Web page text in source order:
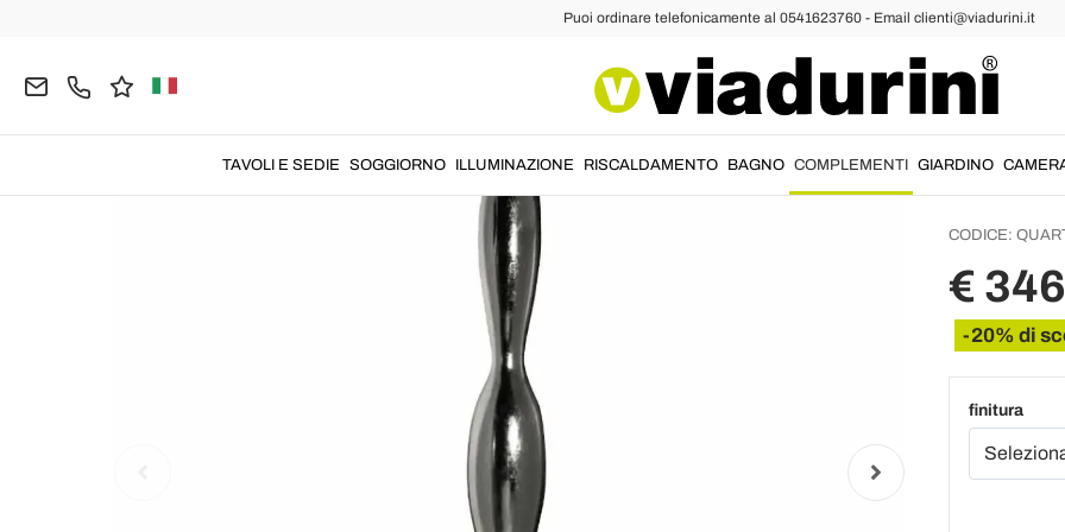
Puoi ordinare telefonicamente al 0541623760 - Email clienti@viadurini.it
TAVOLI E SEDIE SOGGIORNO ILLUMINAZIONE RISCALDAMENTO BAGNO COMPLEMENTI GIARDINO
Vaso
Made
CODICE:
€
-20% di
finitura